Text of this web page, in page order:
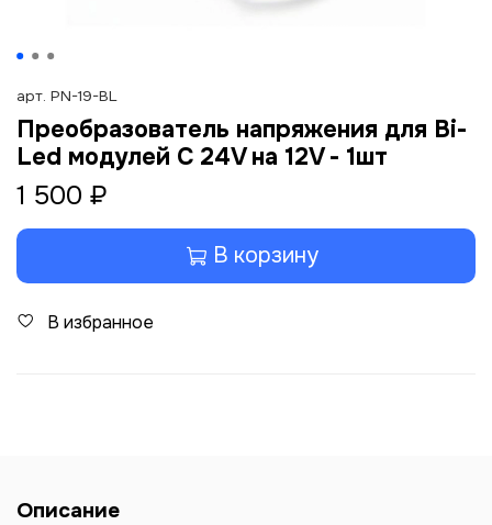
арт. PN-19-BL
Преобразователь напряжения для Bi-
Led модулей C 24V на 12V - 1шт
1 500 ₽
В корзину
В избранное
Описание